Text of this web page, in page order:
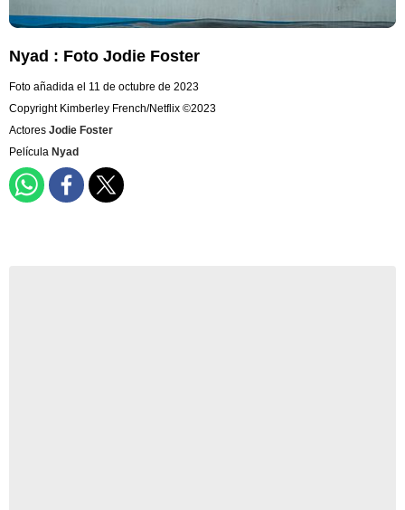
Nyad : Foto Jodie Foster
Foto añadida el 11 de octubre de 2023
Copyright Kimberley French/Netflix ©2023
Actores Jodie Foster
Película Nyad